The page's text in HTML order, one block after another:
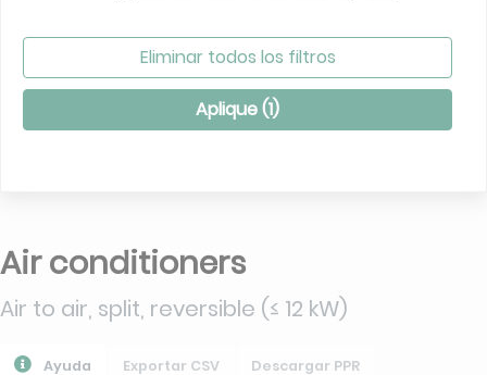
Eliminar todos los filtros
Aplique (1)
Air conditioners
Air to air, split, reversible (≤ 12 kW)
Ayuda Exportar CSV Descargar PPR